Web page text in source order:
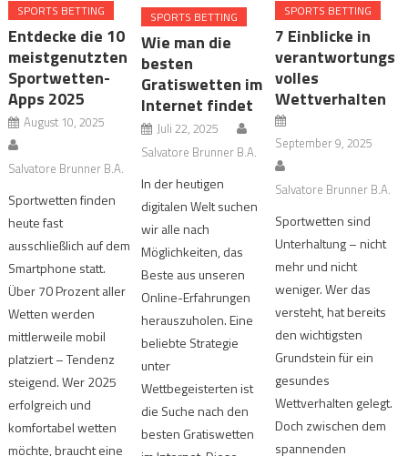
SPORTS BETTING
Entdecke die 10
meistgenutzten
Sportwetten-
Apps 2025
August 10, 2025
Salvatore Brunner B.A.
Sportwetten finden
heute fast
ausschließlich auf dem
Smartphone statt.
Über 70 Prozent aller
Wetten werden
mittlerweile mobil
platziert – Tendenz
steigend. Wer 2025
erfolgreich und
komfortabel wetten
möchte, braucht eine
SPORTS BETTING
Wie man die
besten
Gratiswetten im
Internet findet
Juli 22, 2025
Salvatore Brunner B.A.
In der heutigen
digitalen Welt suchen
wir alle nach
Möglichkeiten, das
Beste aus unseren
Online-Erfahrungen
herauszuholen. Eine
beliebte Strategie
unter
Wettbegeisterten ist
die Suche nach den
besten Gratiswetten
SPORTS BETTING
7 Einblicke in
verantwortungs
volles
Wettverhalten
September 9, 2025
Salvatore Brunner B.A.
Sportwetten sind
Unterhaltung – nicht
mehr und nicht
weniger. Wer das
versteht, hat bereits
den wichtigsten
Grundstein für ein
gesundes
Wettverhalten gelegt.
Doch zwischen dem
spannenden